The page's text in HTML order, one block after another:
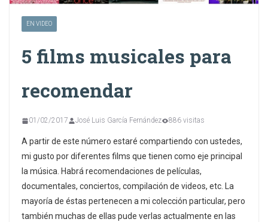
EN VIDEO
5 films musicales para
recomendar
01/02/2017 José Luis García Fernández 886 visitas
A partir de este número estaré compartiendo con ustedes,
mi gusto por diferentes films que tienen como eje principal
la música. Habrá recomendaciones de películas,
documentales, conciertos, compilación de videos, etc. La
mayoría de éstas pertenecen a mi colección particular, pero
también muchas de ellas pude verlas actualmente en las